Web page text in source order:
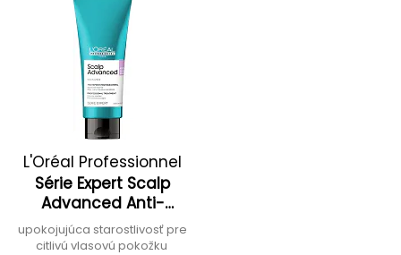
L'Oréal Professionnel
Série Expert Scalp
Advanced Anti-
Discomfort Intense
Soother Treatment
upokojujúca starostlivosť pre
citlivú vlasovú pokožku